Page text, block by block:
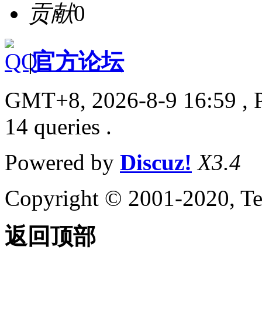
贡献0
|官方论坛
GMT+8, 2026-8-9 16:59 ,
14 queries .
Powered by Discuz! X3.4
Copyright © 2001-2020,
返回顶部